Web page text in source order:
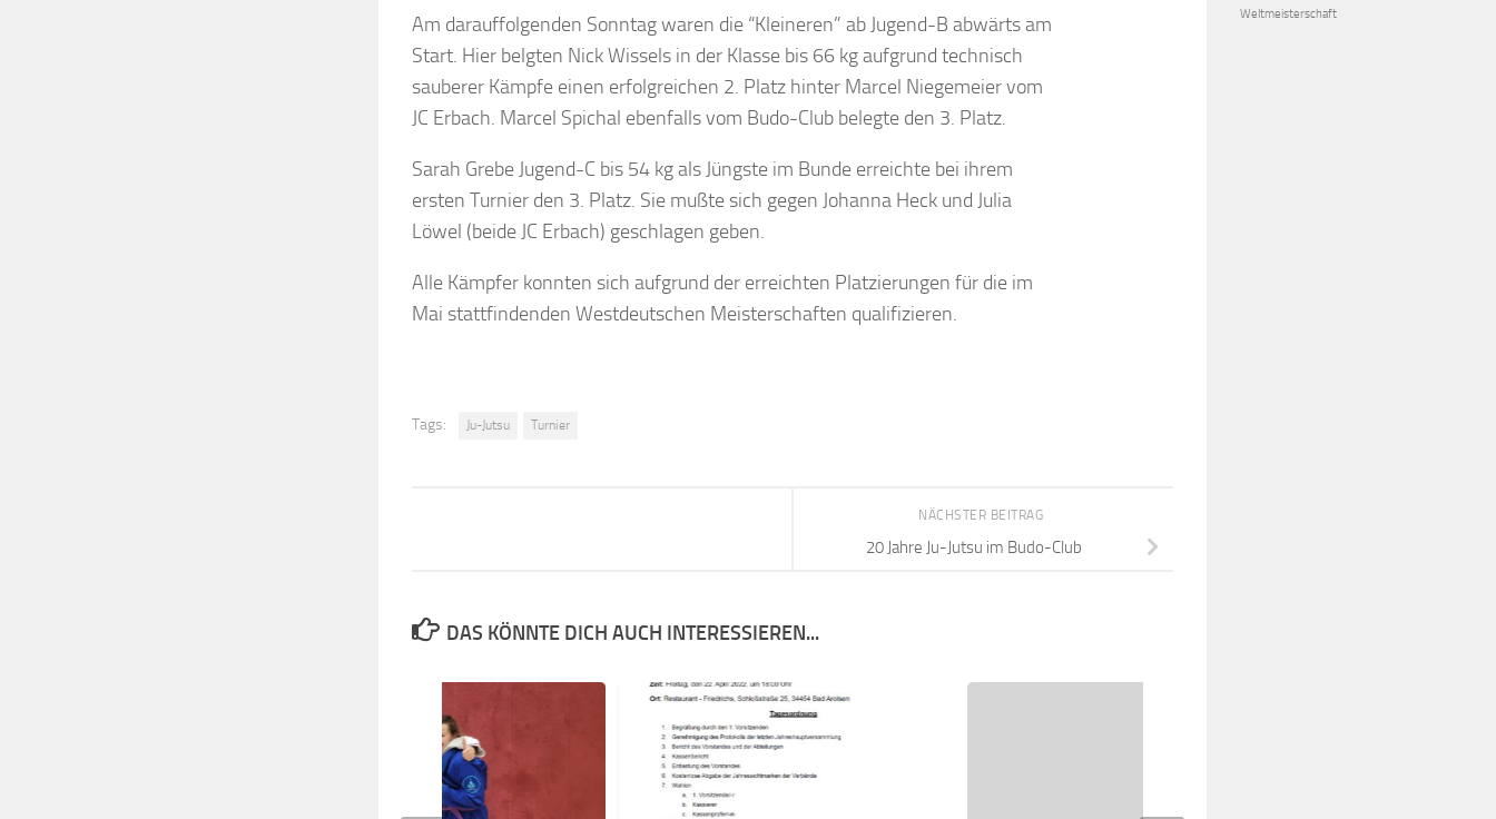
Am darauffolgenden Sonntag waren die “Kleineren” ab Jugend-B abwärts am
Start. Hier belgten Nick Wissels in der Klasse bis 66 kg aufgrund technisch
sauberer Kämpfe einen erfolgreichen 2. Platz hinter Marcel Niegemeier vom
JC Erbach. Marcel Spichal ebenfalls vom Budo-Club belegte den 3. Platz.
Sarah Grebe Jugend-C bis 54 kg als Jüngste im Bunde erreichte bei ihrem
ersten Turnier den 3. Platz. Sie mußte sich gegen Johanna Heck und Julia
Löwel (beide JC Erbach) geschlagen geben.
Alle Kämpfer konnten sich aufgrund der erreichten Platzierungen für die im
Mai stattfindenden Westdeutschen Meisterschaften qualifizieren.
Tags: Ju-Jutsu Turnier
NÄCHSTER BEITRAG
20 Jahre Ju-Jutsu im Budo-Club
DAS KÖNNTE DICH AUCH INTERESSIEREN...
Weltmeisterschaft